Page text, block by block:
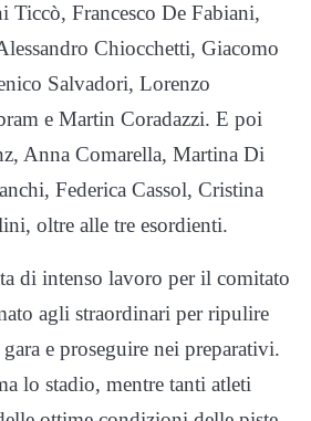
Ticcò, Francesco De Fabiani,
Chiocchetti, Giacomo
Salvadori, Lorenzo
e Martin Coradazzi. E poi
Anna Comarella, Martina Di
Federica Cassol, Cristina
oltre alle tre esordienti.
di intenso lavoro per il comitato
agli straordinari per ripulire
e proseguire nei preparativi.
lo stadio, mentre tanti atleti